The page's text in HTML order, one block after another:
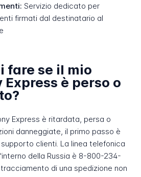
Servizio dedicato per
firmati dal destinatario al
fare se il mio
Express è perso o
Express è ritardata, persa o
danneggiate, il primo passo è
clienti. La linea telefonica
della Russia è 8-800-234-
di una spedizione non